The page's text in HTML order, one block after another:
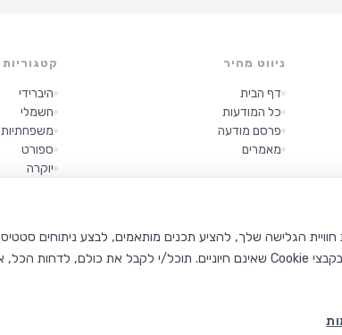
ניווט מהיר
דף הבית
כל המודעות
פרסם מודעה
מאמרים
קטגוריות
היברידי
חשמלי
משפחתיות
ספורט
יוקרה